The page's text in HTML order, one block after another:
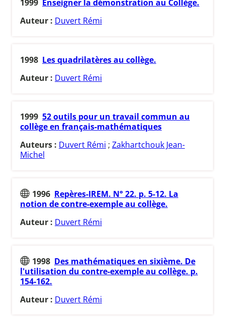
1999 Enseigner la démonstration au Collège.
Auteur : Duvert Rémi
1998 Les quadrilatères au collège.
Auteur : Duvert Rémi
1999 52 outils pour un travail commun au
collège en français-mathématiques
Auteurs : Duvert Rémi ; Zakhartchouk Jean-
Michel
1996 Repères-IREM. N° 22. p. 5-12. La
notion de contre-exemple au collège.
Auteur : Duvert Rémi
1998 Des mathématiques en sixième. De
l'utilisation du contre-exemple au collège. p.
154-162.
Auteur : Duvert Rémi